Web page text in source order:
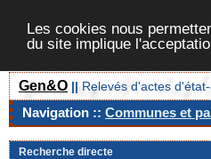
Les cookies nous
du site implique
Gen&O || Relevés d'actes
Navigation :: Communes et
Recherche directe